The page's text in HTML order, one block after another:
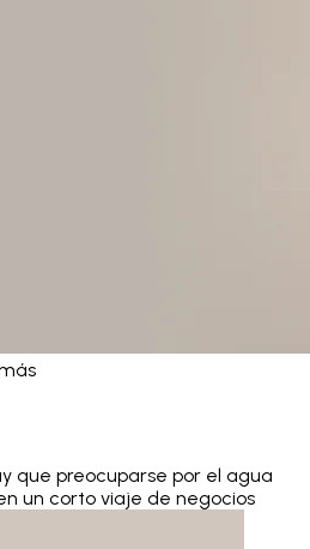
que preocuparse por el agua
un corto viaje de negocios